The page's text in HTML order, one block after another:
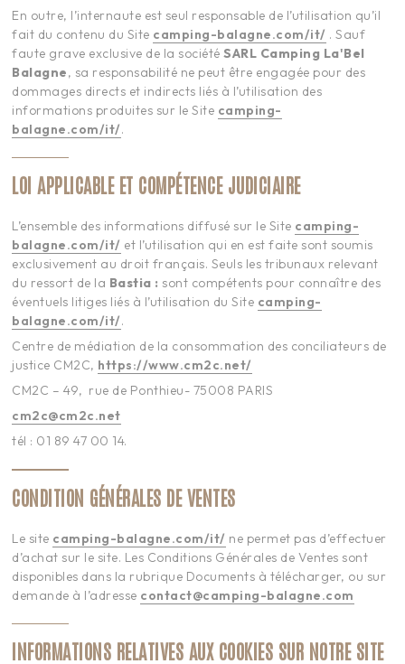
En outre, l’internaute est seul responsable de l’utilisation qu’il
fait du contenu du Site camping-balagne.com/it/ . Sauf
faute grave exclusive de la sociétéSARL Camping La'Bel
Balagne, sa responsabilité ne peut être engagée pour des
dommages directs et indirects liés à l’utilisation des
informations produites sur le Site camping-
balagne.com/it/.
LOI APPLICABLE ET COMPÉTENCE JUDICIAIRE
L’ensemble des informations diffusé sur le Site camping-
balagne.com/it/ et l’utilisation qui en est faite sont soumis
exclusivement au droit français. Seuls les tribunaux relevant
du ressort de la Bastia : sont compétents pour connaître des
éventuels litiges liés à l’utilisation du Site camping-
balagne.com/it/.
Centre de médiation de la consommation des conciliateurs de
justice CM2C, https://www.cm2c.net/
CM2C – 49, rue de Ponthieu- 75008 PARIS
cm2c@cm2c.net
tél : 01 89 47 00 14.
CONDITION GÉNÉRALES DE VENTES
Le site camping-balagne.com/it/ ne permet pas d’effectuer
d’achat sur le site. Les Conditions Générales de Ventes sont
disponibles dans la rubrique Documents à télécharger, ou sur
demande à l’adresse contact@camping-balagne.com
INFORMATIONS RELATIVES AUX COOKIES SUR NOTRE SITE